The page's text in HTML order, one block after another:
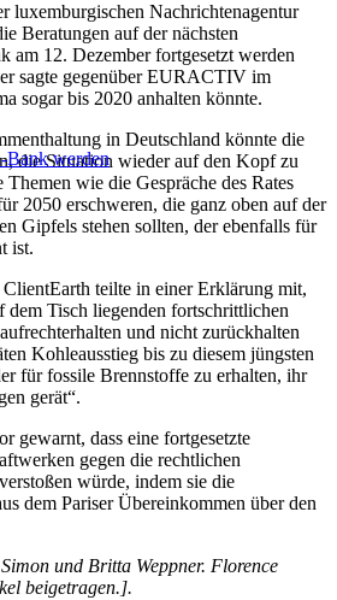
luxemburgischen Nachrichtenagentur
Beratungen auf der nächsten
am 12. Dezember fortgesetzt werden
sagte gegenüber EURACTIV im
sogar bis 2020 anhalten könnte.
werden
in Deutschland könnte die
die Situation wieder auf den Kopf zu
wie die Gespräche des Rates
2050 erschweren, die ganz oben auf der
Gipfels stehen sollten, der ebenfalls für
ist.
teilte in einer Erklärung mit,
dem Tisch liegenden fortschrittlichen
und nicht zurückhalten
Kohleausstieg bis zu diesem jüngsten
für fossile Brennstoffe zu erhalten, ihr
gerät“.
gewarnt, dass eine fortgesetzte
gegen die rechtlichen
würde, indem sie die
dem Pariser Übereinkommen über den
und Britta Weppner. Florence
beigetragen.].